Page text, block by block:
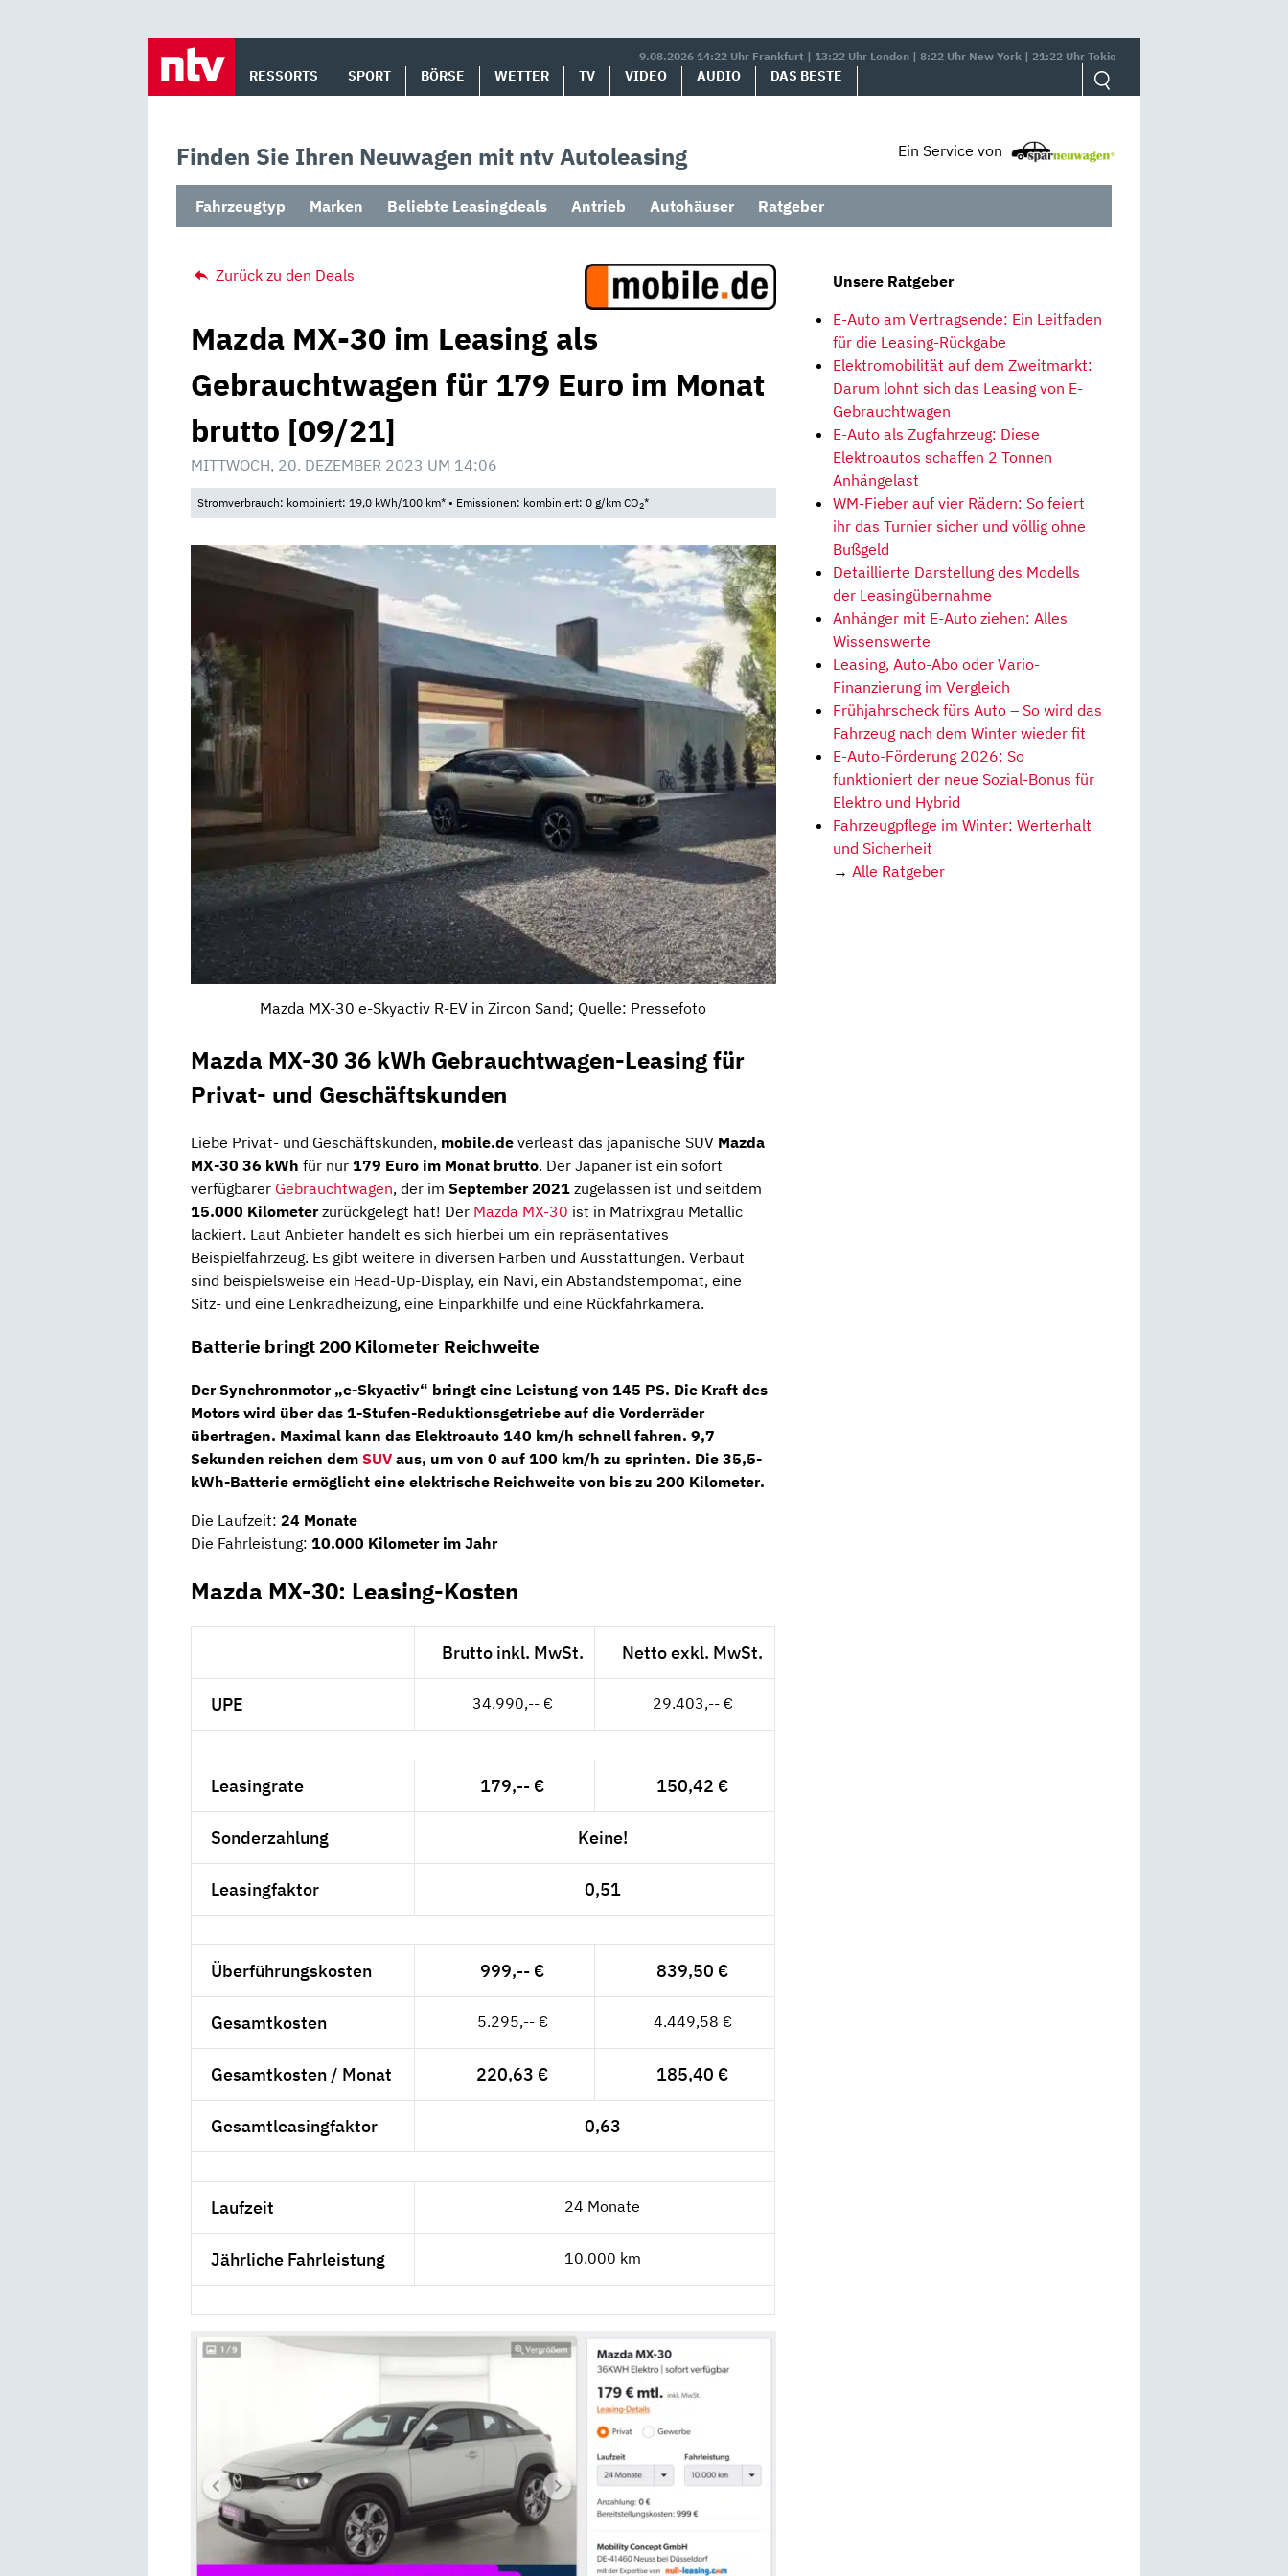
9.08.2026 14:22 Uhr Frankfurt | 13:22 Uhr London | 8:22 Uhr New York | 21:22 Uhr Tokio
RESSORTS SPORT BÖRSE WETTER TV VIDEO AUDIO DAS BESTE
Finden Sie Ihren Neuwagen mit ntv Autoleasing Ein Service von
Fahrzeugtyp Marken Beliebte Leasingdeals Antrieb Autohäuser Ratgeber
Zurück zu den Deals
Mazda MX-30 im Leasing als
Gebrauchtwagen für 179 Euro im Monat
brutto [09/21]
MITTWOCH, 20. DEZEMBER 2023 UM 14:06
Stromverbrauch: kombiniert: 19,0 kWh/100 km* • Emissionen: kombiniert: 0 g/km CO2*
Mazda MX-30 e-Skyactiv R-EV in Zircon Sand; Quelle: Pressefoto
Mazda MX-30 36 kWh Gebrauchtwagen-Leasing für
Privat- und Geschäftskunden
Liebe Privat- und Geschäftskunden, mobile.de verleast das japanische SUV Mazda
MX-30 36 kWh für nur 179 Euro im Monat brutto. Der Japaner ist ein sofort
verfügbarer Gebrauchtwagen, der im September 2021 zugelassen ist und seitdem
15.000 Kilometerzurückgelegt hat! Der Mazda MX-30 ist in Matrixgrau Metallic
lackiert. Laut Anbieter handelt es sich hierbei um ein repräsentatives
Beispielfahrzeug. Es gibt weitere in diversen Farben und Ausstattungen. Verbaut
sind beispielsweise ein Head-Up-Display, ein Navi, ein Abstandstempomat, eine
Sitz- und eine Lenkradheizung, eine Einparkhilfe und eine Rückfahrkamera.
Batterie bringt 200 Kilometer Reichweite
DerSynchronmotor „e-Skyactiv“ bringt eine Leistung von 145 PS. Die Kraft des
Motors wird über das 1-Stufen-Reduktionsgetriebe auf die Vorderräder
übertragen. Maximal kann das Elektroauto 140 km/h schnell fahren. 9,7
Sekunden reichen dem SUV aus, um von 0 auf 100 km/h zu sprinten. Die 35,5-
kWh-Batterie ermöglicht eine elektrische Reichweite von bis zu 200 Kilometer.
Die Laufzeit: 24 Monate
Die Fahrleistung: 10.000 Kilometer im Jahr
Mazda MX-30: Leasing-Kosten
Brutto inkl. MwSt. Netto exkl. MwSt.
UPE 34.990,-- € 29.403,-- €
Leasingrate 179,-- € 150,42 €
Sonderzahlung Keine!
Leasingfaktor 0,51
Überführungskosten 999,-- € 839,50 €
Gesamtkosten 5.295,-- € 4.449,58 €
Gesamtkosten / Monat 220,63 € 185,40 €
Gesamtleasingfaktor 0,63
Laufzeit 24 Monate
Jährliche Fahrleistung 10.000 km
Unsere Ratgeber
E-Auto am Vertragsende: Ein Leitfaden
für die Leasing-Rückgabe
Elektromobilität auf dem Zweitmarkt:
Darum lohnt sich das Leasing von E-
Gebrauchtwagen
E-Auto als Zugfahrzeug: Diese
Elektroautos schaffen 2 Tonnen
Anhängelast
WM-Fieber auf vier Rädern: So feiert
ihr das Turnier sicher und völlig ohne
Bußgeld
Detaillierte Darstellung des Modells
der Leasingübernahme
Anhänger mit E-Auto ziehen: Alles
Wissenswerte
Leasing, Auto-Abo oder Vario-
Finanzierung im Vergleich
Frühjahrscheck fürs Auto – So wird das
Fahrzeug nach dem Winter wieder fit
E-Auto-Förderung 2026: So
funktioniert der neue Sozial-Bonus für
Elektro und Hybrid
Fahrzeugpflege im Winter: Werterhalt
und Sicherheit
→ Alle Ratgeber